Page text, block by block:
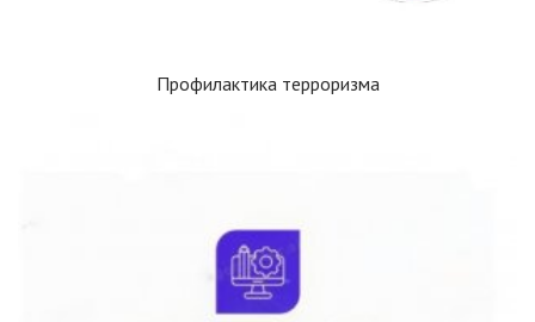
Профилактика терроризма